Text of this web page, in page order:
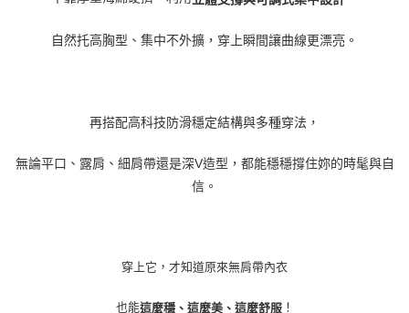
自然托高胸型、集中不外擴，穿上瞬間讓曲線更漂亮。
再搭配高科技防滑穩定結構與多種穿法，
無論平口、露肩、細肩帶還是深V造型，都能穩穩撐住妳的時髦與自
信。
穿上它，才知道原來無肩帶內衣
也能這麼穩、這麼美、這麼舒服！